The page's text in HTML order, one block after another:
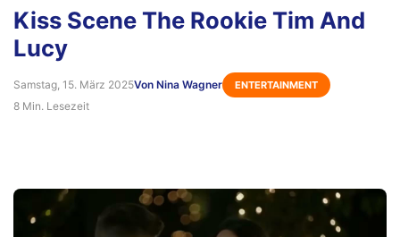
Kiss Scene The Rookie Tim And
Lucy
Samstag, 15. März 2025Von Nina Wagner ENTERTAINMENT
8 Min. Lesezeit